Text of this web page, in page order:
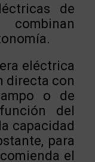
de
eléctrica
directa con
o de
del
capacidad
para
el